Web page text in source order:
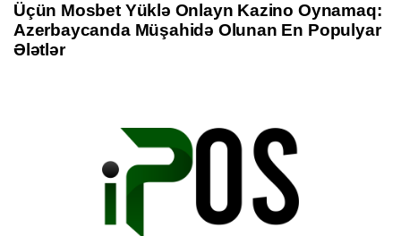
Üçün Mosbet Yüklə Onlayn Kazino Oynamaq:
Azerbaycanda Müşahidə Olunan En Populyar
Ələtlər